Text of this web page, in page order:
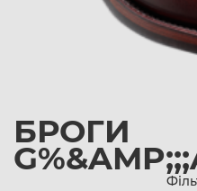
БРОГИ